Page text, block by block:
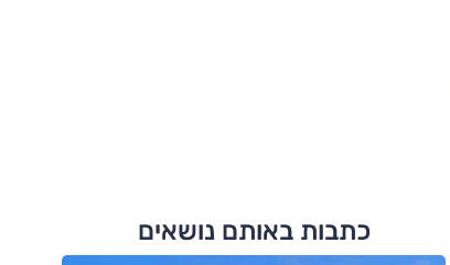
כתבות באותם נושאים